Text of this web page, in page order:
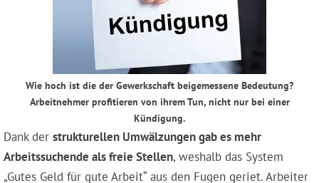
Wie hoch ist die der Gewerkschaft beigemessene Bedeutung?
Arbeitnehmer profitieren von ihrem Tun, nicht nur bei einer
Kündigung.
Dank der strukturellen Umwälzungen gab es mehr
Arbeitssuchende als freie Stellen, weshalb das System
„Gutes Geld für gute Arbeit“ aus den Fugen geriet. Arbeiter